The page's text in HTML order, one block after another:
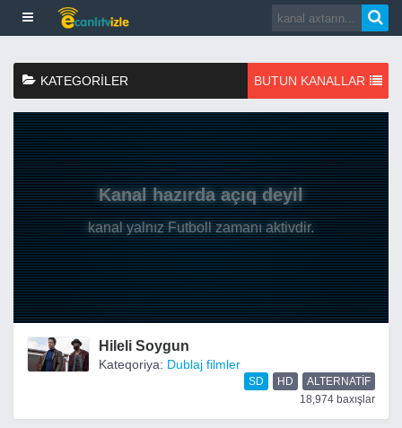
KATEGORILER BUTUN KANALLAR
Hileli Soygun
Kateqoriya: Dublaj filmler
SD HD
ALTERNATIF
18,974 baxışlar